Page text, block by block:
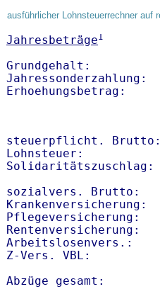
ausführlicher Lohnsteuerrechner auf
Jahresbeträge1
Grundgehalt:
steuerpflicht. Brutto:
Lohnsteuer:
sozialvers. Brutto:
Pflegeversicherung:
Rentenversicherung:
Arbeitslosenvers.:
Z-Vers. VBL:
Abzüge gesamt: